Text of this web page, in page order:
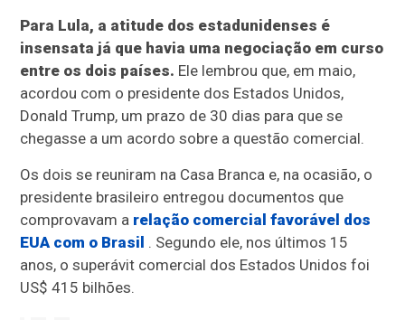
Para Lula, a atitude dos estadunidenses é
insensata já que havia uma negociação em curso
entre os dois países. Ele lembrou que, em maio,
acordou com o presidente dos Estados Unidos,
Donald Trump, um prazo de 30 dias para que se
chegasse a um acordo sobre a questão comercial.
Os dois se reuniram na Casa Branca e, na ocasião, o
presidente brasileiro entregou documentos que
comprovavam a relação comercial favorável dos
EUA com o Brasil . Segundo ele, nos últimos 15
anos, o superávit comercial dos Estados Unidos foi
US$ 415 bilhões.